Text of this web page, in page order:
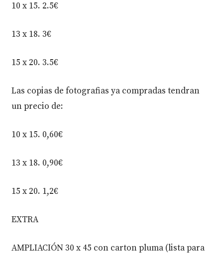
10 x 15. 2.5€
13 x 18. 3€
15 x 20. 3.5€
Las copias de fotografias ya compradas tendran
un precio de:
10 x 15. 0,60€
13 x 18. 0,90€
15 x 20. 1,2€
EXTRA
AMPLIACIÓN 30 x 45 con carton pluma (lista para